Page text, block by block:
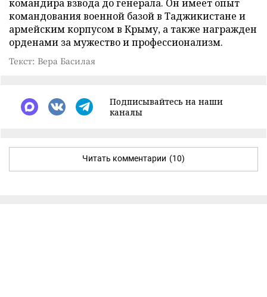
командира взвода до генерала. Он имеет опыт
командования военной базой в Таджикистане и
армейским корпусом в Крыму, а также награжден
орденами за мужество и профессионализм.
Текст: Вера Басилая
Подписывайтесь на наши
каналы
Читать комментарии (10)